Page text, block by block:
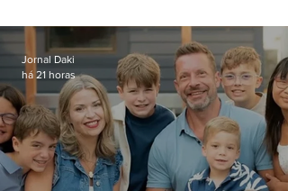
Jornal Daki
há 21 horas